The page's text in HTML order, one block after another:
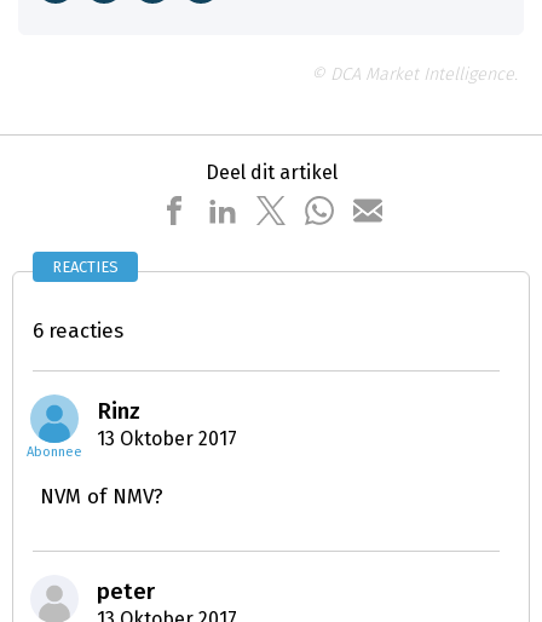
© DCA Market Intelligence.
Deel dit artikel
REACTIES
6 reacties
Abonnee
Rinz
13 Oktober 2017
NVM of NMV?
peter